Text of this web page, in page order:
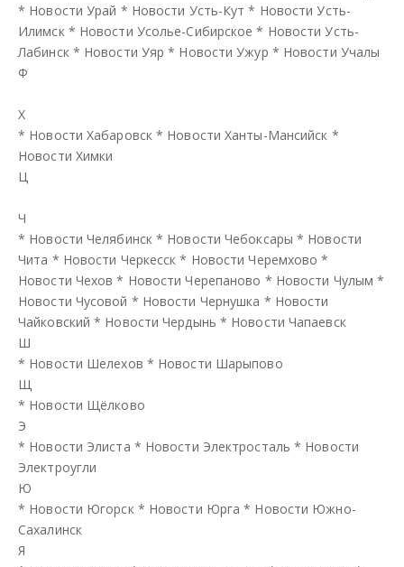
* Новости Урай * Новости Усть-Кут * Новости Усть-
Илимск * Новости Усолье-Сибирское * Новости Усть-
Лабинск * Новости Уяр * Новости Ужур * Новости Учалы
Ф
Х
* Новости Хабаровск * Новости Ханты-Мансийск *
Новости Химки
Ц
Ч
* Новости Челябинск * Новости Чебоксары * Новости
Чита * Новости Черкесск * Новости Черемхово *
Новости Чехов * Новости Черепаново * Новости Чулым *
Новости Чусовой * Новости Чернушка * Новости
Чайковский * Новости Чердынь * Новости Чапаевск
Ш
* Новости Шелехов * Новости Шарыпово
Щ
* Новости Щёлково
Э
* Новости Элиста * Новости Электросталь * Новости
Электроугли
Ю
* Новости Югорск * Новости Юрга * Новости Южно-
Сахалинск
Я